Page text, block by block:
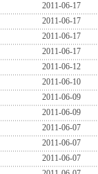
2011-06-17
2011-06-17
2011-06-17
2011-06-17
2011-06-12
2011-06-10
2011-06-09
2011-06-09
2011-06-07
2011-06-07
2011-06-07